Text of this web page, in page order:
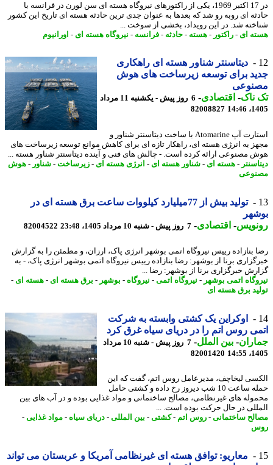
در 17 اکتبر 1969، یکی از راکتورهای نیروگاه هسته ای سن لورن در فرانسه با
ای روبه رو شد که بعدها به عنوان جدی ترین حادثه هسته ای تاریخ این کشور
شد. در این رویداد، بخشی از سوخت ...
ای- راکتور -هسته-حادثه-فرانسه -نیروگاه هسته ای- اورانیوم
دیتاسنتر شناور هسته ای راهکاری
برای توسعه زیرساخت های هوش
-اقتصادی-
6 روز پیش - یکشنبه 11 مرداد
82008827
استارت آپ Atomarine با ساخت دیتاسنتر شناور و
به انرژی هسته ای، راهکار تازه ای برای کاهش موانع توسعه زیرساخت های
مصنوعی ارائه کرده است. - چالش های فنی و آینده دیتاسنتر شناور هسته ...
-هسته ای- شناور هسته ای- انرژی هسته ای- زیرساخت-شناور-هوش
تولید بیش از 77میلیارد کیلووات ساعت برق هسته ای در
-اقتصادی-7 روز پیش - شنبه 10 مرداد 1405، 23:48 82004522
بنازاده رییس نیروگاه اتمی بوشهر انرژی پاک، ارزان، و مطمئن را به گزارش
برنا از بوشهر: رضا بنازاده رییس نیروگاه اتمی بوشهر انرژی پاک، - به
خبرگزاری برنا از بوشهر: رضا ...
اتمی بوشهر-نیروگاه اتمی -نیروگاه -بوشهر-برق هسته ای- هسته ای-
برق هسته ای
اوکراین یک کشتی وابسته به شرکت
روس اتم را در دریای سیاه غرق کرد
- بین الملل-
7 روز پیش - شنبه 10 مرداد
82001420
لیخاچف، مدیرعامل روس اتم، گفت که این
حمله ساعت 10 شب دیروز رخ داده و کشتی حامل
های غیرنظامی، مصالح ساختمانی و مواد غذایی بوده و در آب های بین
در حال حرکت بوده است. ...
ساختمانی-روس اتم- کشتی-بین المللی-دریای سیاه-مواد غذایی-
معاریو: توافق هسته ای غیرنظامی آمریکا و عربستان می تواند